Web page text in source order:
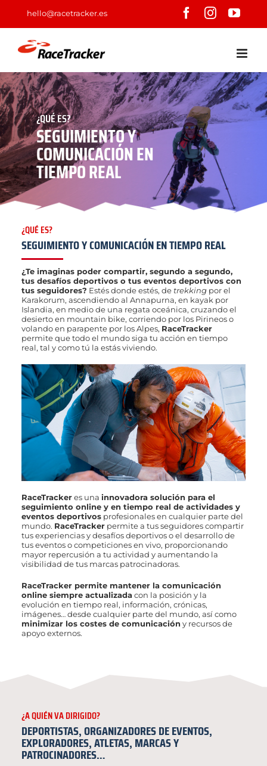
contenido
hello@racetracker.es Facebook
Instagram
¿A QUIÉN VA DIRIGIDO?
ALPINISTAS, ATLETAS,
EXPLORADORES,
PROFESIONALES,
MARCAS, EVENTOS...
¿QUÉ ES?
SEGUIMIENTO Y COMUNICACIÓN EN TIEMPO REAL
¿Te imaginas poder compartir, segundo a segundo,
tus desafíos deportivos o tus eventos deportivos con
tus seguidores? Estés donde estés, detrekking por el
Karakorum, ascendiendo al Annapurna, en kayak por
Islandia, en medio de una regata oceánica, cruzando el
desierto en mountain bike, corriendo por los Pirineos o
volando en parapente por los Alpes, RaceTracker
permite que todo el mundo siga tu acción en tiempo
real, tal y como tú la estás viviendo.
RaceTrackeres una innovadora solución para el
seguimiento online y en tiempo real de actividades y
eventos deportivosprofesionales en cualquier parte del
mundo. RaceTrackerpermite a tus seguidores compartir
tus experiencias y desafíos deportivos o el desarrollo de
tus eventos o competiciones en vivo, proporcionando
mayor repercusión a tu actividad y aumentando la
visibilidad de tus marcas patrocinadoras.
RaceTracker permite mantener la comunicación
online siempre actualizadacon la posición y la
evolución en tiempo real, información, crónicas,
imágenes… desde cualquier parte del mundo, así como
minimizar los costes de comunicación y recursos de
apoyo externos.
¿A QUIÉN VA DIRIGIDO?
DEPORTISTAS, ORGANIZADORES DE EVENTOS,
EXPLORADORES, ATLETAS, MARCAS Y
PATROCINADORES…